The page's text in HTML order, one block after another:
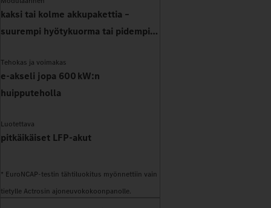
kaksi tai kolme akkupakettia –
suurempi hyötykuorma tai pidempi
Tehokas ja voimakas
e-akseli jopa 600 kW:n
huipputeholla
Luotettava
pitkäikäiset LFP-akut
* EuroNCAP-testin tähtiluokitus myönnettiin vain
tietylle Actrosin ajoneuvokokoonpanolle.